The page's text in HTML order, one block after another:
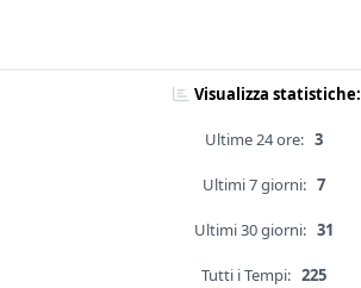
Visualizza statistiche:
Ultime 24 ore: 3
Ultimi 7 giorni: 7
Ultimi 30 giorni: 31
Tutti i Tempi: 225